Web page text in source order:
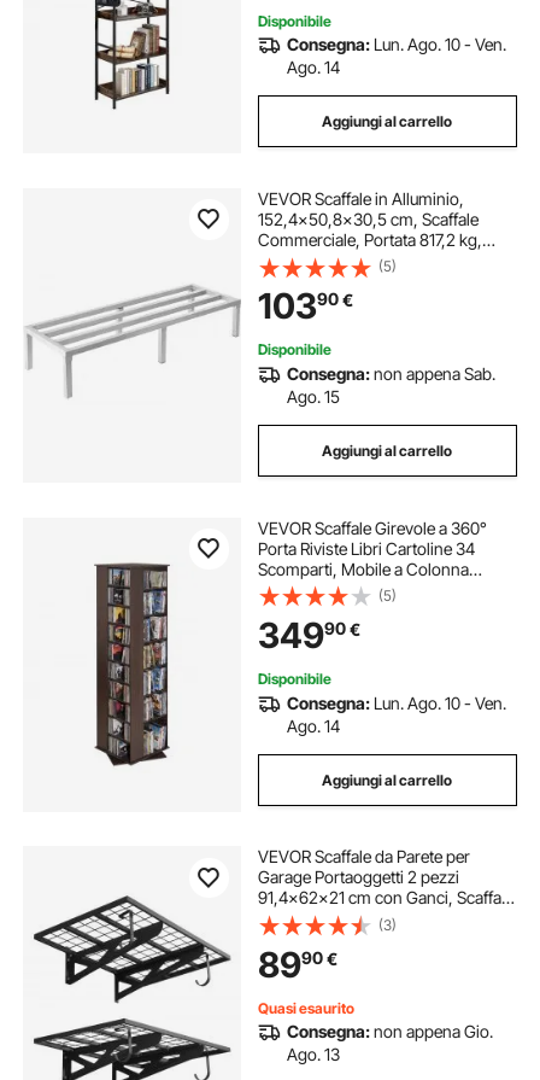
Disponibile
Consegna: Lun. Ago. 10 - Ven.
Ago. 14
Aggiungi al carrello
VEVOR Scaffale in Alluminio,
152,4x50,8x30,5 cm, Scaffale
Commerciale, Portata 817,2 kg,
Completamente Saldato, Scaffale
per la Conservazione degli Alimenti
a Pavimento, in Ristoranti, Cucine,
Garage
(5)
10390€
Disponibile
Consegna:non appena Sab.
Ago. 15
Aggiungi al carrello
VEVOR Scaffale Girevole a 360°
Porta Riviste Libri Cartoline 34
Scomparti, Mobile a Colonna
Contenitore Multimediale Libreria
per Collezioni Ripiani Regolabile
Organizer per Uffcio Soggiorno
Salotto
(5)
34990€
Disponibile
Consegna: Lun. Ago. 10 - Ven.
Ago. 14
Aggiungi al carrello
VEVOR Scaffale da Parete per
Garage Portaoggetti 2 pezzi
91,4x62x21 cm con Ganci, Scaffale
a Griglia da Muro per Garage
Lavanderia Officina Carico Singolo
max. 113 kg, Mensola da Parete,
Nero
(3)
8990€
Quasi esaurito
Consegna:non appena Gio.
Ago. 13